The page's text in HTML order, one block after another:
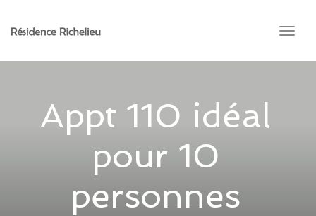
Appt 110 idéal
pour 10
personnes